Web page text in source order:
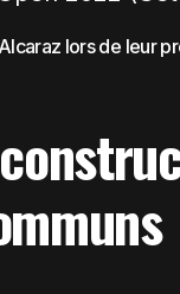
lors de leur